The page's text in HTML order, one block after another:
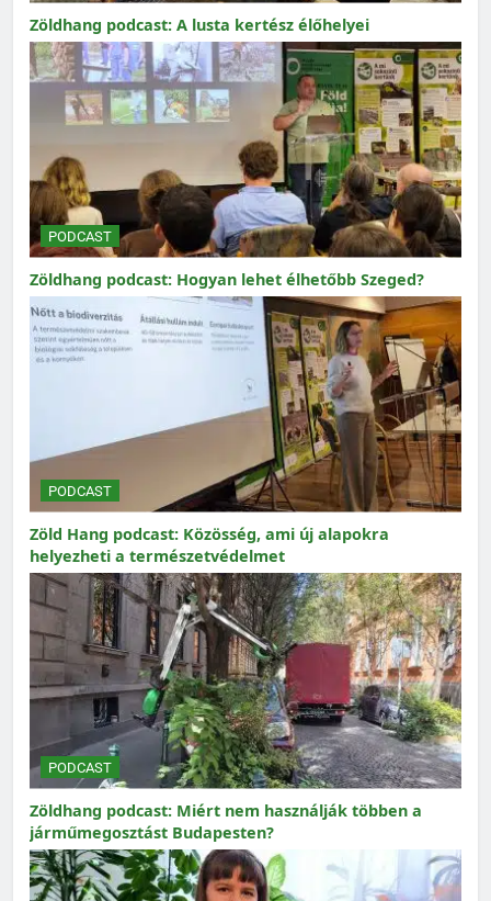
Zöldhang podcast: A lusta kertész élőhelyei
PODCAST
Zöldhang podcast: Hogyan lehet élhetőbb Szeged?
PODCAST
Zöld Hang podcast: Közösség, ami új alapokra
helyezheti a természetvédelmet
PODCAST
Zöldhang podcast: Miért nem használják többen a
járműmegosztást Budapesten?